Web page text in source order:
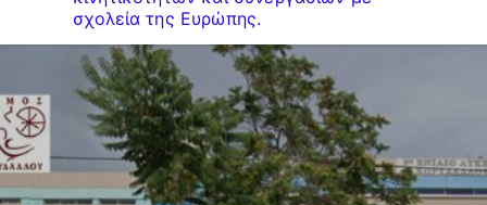
σχολεία της Ευρώπης.